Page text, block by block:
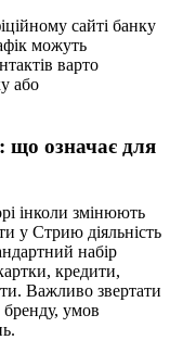
сайті банку
можуть
варто
або
що означає для
інколи змінюють
у Стрию діяльність
набір
кредити,
Важливо звертати
умов